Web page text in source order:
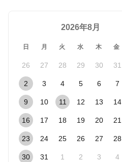
2026年8月
日 月 火 水 木 金
26 27 28 29 30 31
2 3 4 5 6 7
9 10 11 12 13 14
16 17 18 19 20 21
23 24 25 26 27 28
30 31 1 2 3 4